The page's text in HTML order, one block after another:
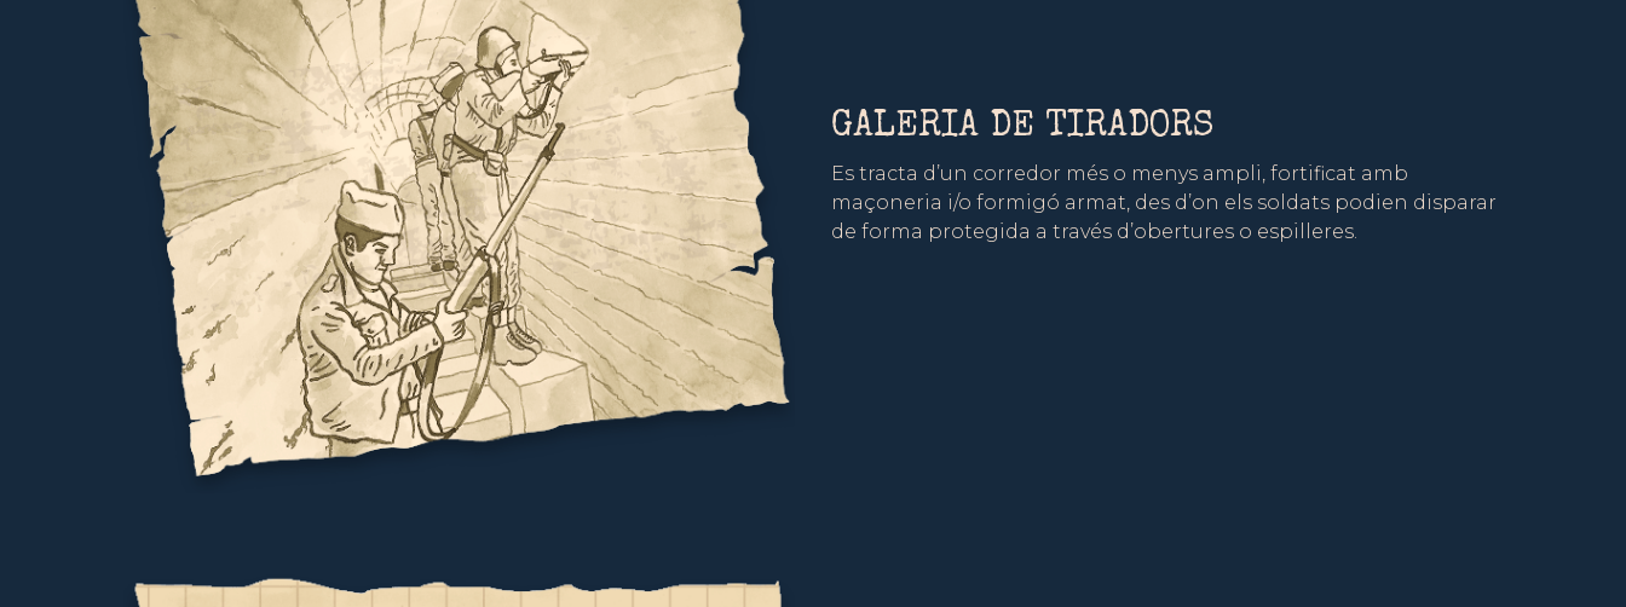
GALERIA DE TIRADORS
Es tracta d’un corredor més o menys ampli, fortificat amb
maçoneria i/o formigó armat, des d’on els soldats podien disparar
de forma protegida a través d’obertures o espilleres.